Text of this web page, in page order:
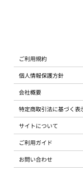
ご利用規約
個人情報保護方針
会社概要
特定商取引法に基づく表
サイトについて
ご利用ガイド
お問い合わせ